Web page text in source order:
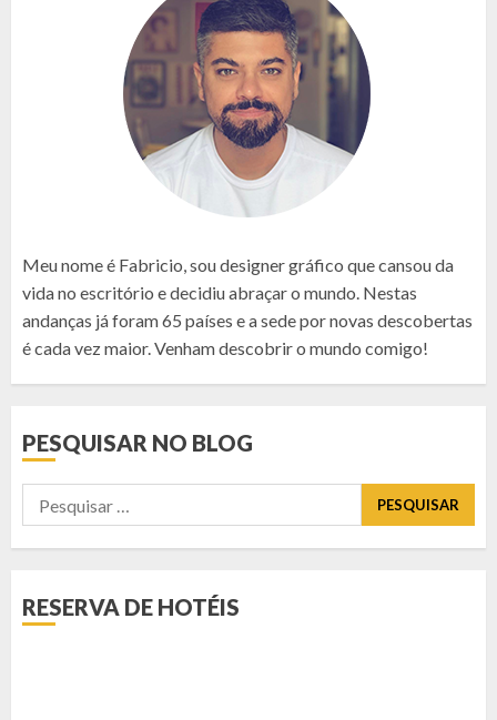
Meu nome é Fabricio, sou designer gráfico que cansou da
vida no escritório e decidiu abraçar o mundo. Nestas
andanças já foram 65 países e a sede por novas descobertas
é cada vez maior. Venham descobrir o mundo comigo!
PESQUISAR NO BLOG
Pesquisar
por:
RESERVA DE HOTÉIS